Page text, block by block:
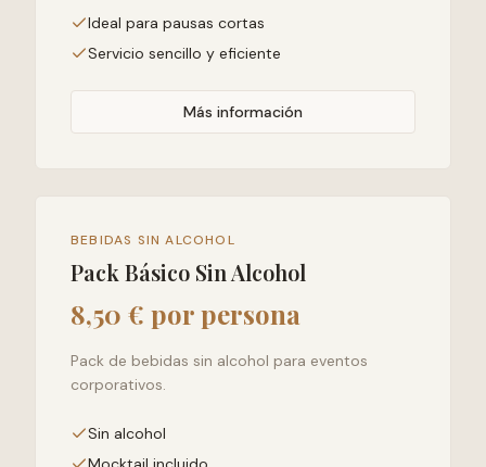
Ideal para pausas cortas
Servicio sencillo y eficiente
Más información
BEBIDAS SIN ALCOHOL
Pack Básico Sin Alcohol
8,50 € por persona
Pack de bebidas sin alcohol para eventos
corporativos.
Sin alcohol